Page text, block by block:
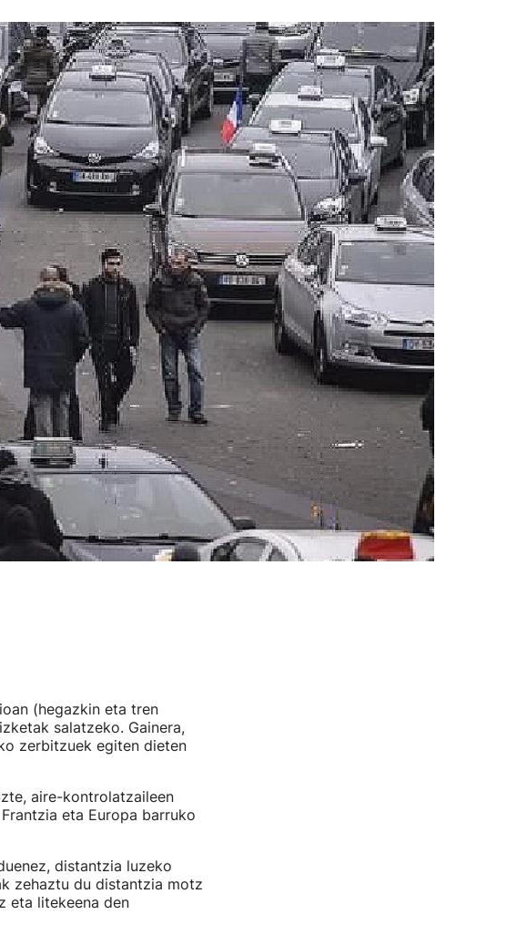
(hegazkin eta tren
salatzeko. Gainera,
zerbitzuek egiten dieten
aire-kontrolatzaileen
eta Europa barruko
distantzia luzeko
zehaztu du distantzia motz
eta litekeena den